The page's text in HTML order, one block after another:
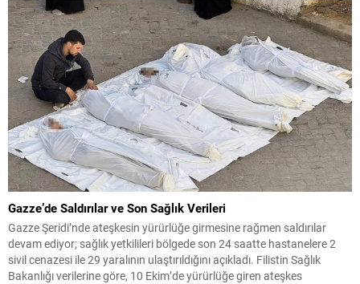
Gazze’de Saldırılar ve Son Sağlık Verileri
Gazze Şeridi’nde ateşkesin yürürlüğe girmesine rağmen saldırılar
devam ediyor; sağlık yetkilileri bölgede son 24 saatte hastanelere 2
sivil cenazesi ile 29 yaralının ulaştırıldığını açıkladı. Filistin Sağlık
Bakanlığı verilerine göre, 10 Ekim’de yürürlüğe giren ateşkes